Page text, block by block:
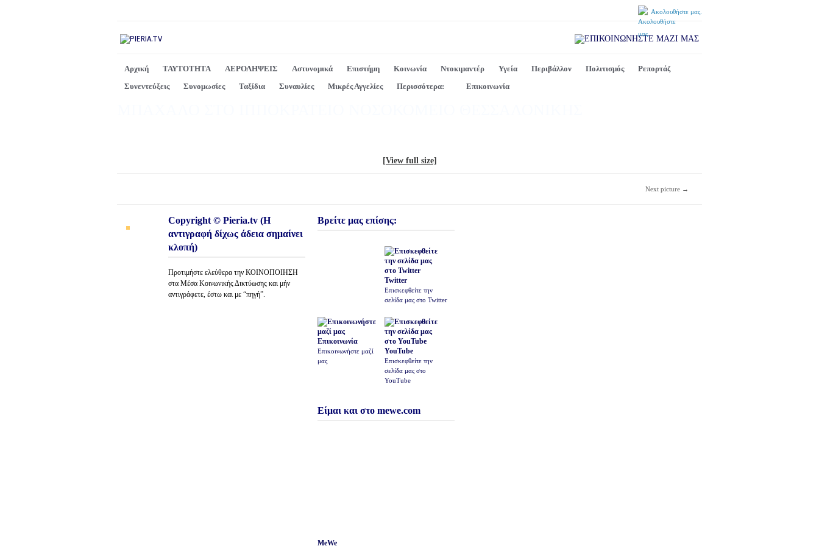
Ακολουθήστε μας.
Αρχική ΤΑΥΤΟΤΗΤΑ ΑΕΡΟΛΗΨΕΙΣ Αστυνομικά Επιστήμη Κοινωνία Ντοκιμαντέρ Υγεία Περιβάλλον Πολιτισμός
Ρεπορτάζ
Συνεντεύξεις
Συνομωσίες Ταξίδια Συναυλίες Μικρές Αγγελίες Περισσότερα: Επικοινωνία
[View full size]
Next picture →
Copyright © Pieria.tv (Η
αντιγραφή δίχως άδεια σημαίνει
κλοπή)
Προτιμήστε ελεύθερα την ΚΟΙΝΟΠΟΙΗΣΗ
στα Μέσα Κοινωνικής Δικτύωσης και μήν
αντιγράφετε, έστω και με “πηγή”.
Βρείτε μας επίσης:
Twitter
Επισκεφθείτε την
σελίδα μας στο Twitter
Επικοινωνία
Επικοινωνήστε μαζί
μας
YouTube
Επισκεφθείτε την
σελίδα μας στο
YouTube
Είμαι και στο mewe.com
MeWe